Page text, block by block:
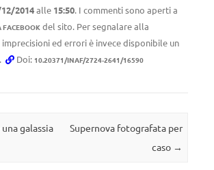
2014alle 15:50. I commenti sono aperti a
FACEBOOK del sito. Per segnalare alla
ed errori è invece disponibile un
. Doi: 10.20371/INAF/2724-2641/16590
galassia
Supernova fotografata per
caso →